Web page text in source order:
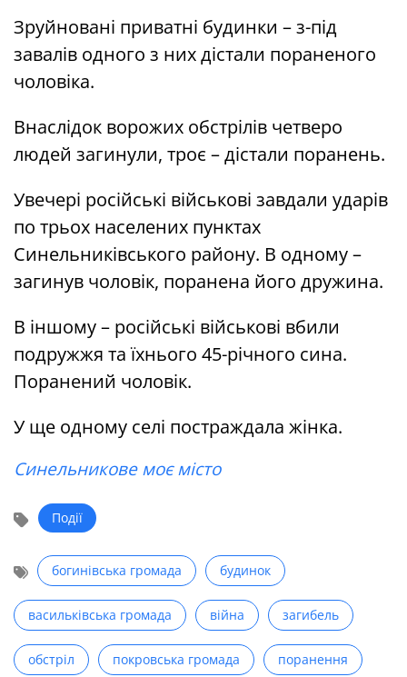
Зруйновані приватні будинки – з-під
завалів одного з них дістали пораненого
чоловіка.
Внаслідок ворожих обстрілів четверо
людей загинули, троє – дістали поранень.
Увечері російські військові завдали ударів
по трьох населених пунктах
Синельниківського району. В одному –
загинув чоловік, поранена його дружина.
В іншому – російські військові вбили
подружжя та їхнього 45-річного сина.
Поранений чоловік.
У ще одному селі постраждала жінка.
Синельникове моє місто
Події
богинівська громада будинок
васильківська громада війна загибель
обстріл покровська громада поранення